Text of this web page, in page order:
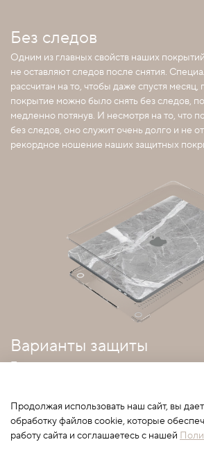
Без следов
Одним из главных свойств наших
не оставляют следов после снятия.
рассчитан на то, чтобы даже спустя месяц,
покрытие можно было снять без следов,
медленно потянув. И несмотря на то, что
без следов, оно служит очень долго и не
рекордное ношение наших защитных
Варианты защиты
Покрытия можно совмещать с прозрачным
Продолжая использовать наш сайт, вы
обработку файлов cookie, которые
работу сайта и соглашаетесь с нашей